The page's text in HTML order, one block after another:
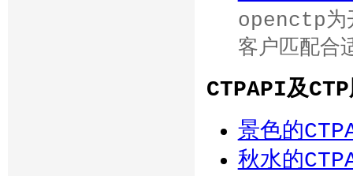
openctp为
客户匹配合
CTPAPI及
景色的
秋水的